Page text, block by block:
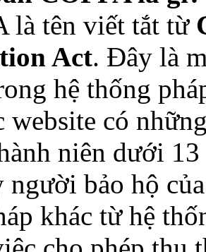
là tên viết tắt từ
Act. Đây là
hệ thống
website có
niên dưới
người bảo hộ
khác từ hệ